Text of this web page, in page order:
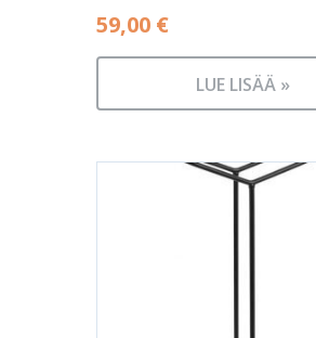
59,00 €
LUE LISÄÄ »